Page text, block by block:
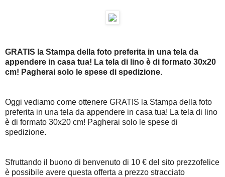
GRATIS la Stampa della foto preferita in una tela da
appendere in casa tua! La tela di lino è di formato 30x20
cm! Pagherai solo le spese di spedizione.
Oggi vediamo come ottenere GRATIS la Stampa della foto
preferita in una tela da appendere in casa tua! La tela di lino
è di formato 30x20 cm! Pagherai solo le spese di
spedizione.
Sfruttando il buono di benvenuto di 10 € del sito prezzofelice
è possibile avere questa offerta a prezzo stracciato